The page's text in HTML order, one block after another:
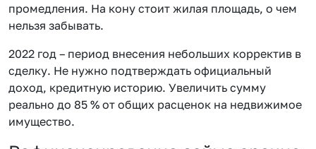
промедления. На кону стоит жилая площадь, о чем
нельзя забывать.
2022 год – период внесения небольших корректив в
сделку. Не нужно подтверждать официальный
доход, кредитную историю. Увеличить сумму
реально до 85 % от общих расценок на недвижимое
имущество.